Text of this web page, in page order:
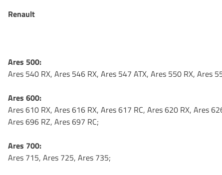
Renault
Ares 500:
Ares 540 RX, Ares 546 RX, Ares 547 ATX, Ares 550 RX, Ares
Ares 600:
Ares 610 RX, Ares 616 RX, Ares 617 RC, Ares 620 RX, Ares
Ares 696 RZ, Ares 697 RC;
Ares 700:
Ares 715, Ares 725, Ares 735;